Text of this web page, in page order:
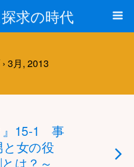
求の時代
3月, 2013
』15-1 事
女の役
は？～